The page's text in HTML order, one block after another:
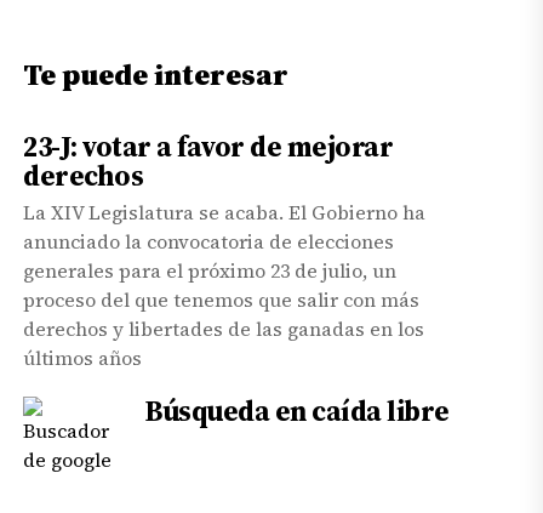
Te puede interesar
23-J: votar a favor de mejorar
derechos
La XIV Legislatura se acaba. El Gobierno ha
anunciado la convocatoria de elecciones
generales para el próximo 23 de julio, un
proceso del que tenemos que salir con más
derechos y libertades de las ganadas en los
últimos años
Búsqueda en caída libre